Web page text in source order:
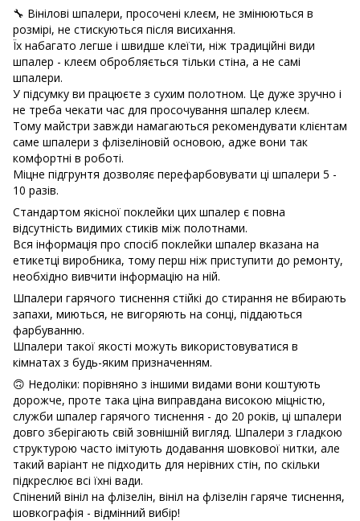
🔧 Вінілові шпалери, просочені клеєм, не змінюються в
розмірі, не стискуються після висихання.
Їх набагато легше і швидше клеїти, ніж традиційні види
шпалер - клеєм обробляється тільки стіна, а не самі
шпалери.
У підсумку ви працюєте з сухим полотном. Це дуже зручно і
не треба чекати час для просочування шпалер клеєм.
Тому майстри завжди намагаються рекомендувати клієнтам
саме шпалери з флізеліновій основою, адже вони так
комфортні в роботі.
Міцне підгрунтя дозволяє перефарбовувати ці шпалери 5 -
10 разів.
Стандартом якісної поклейки цих шпалер є повна
відсутність видимих ​​стиків між полотнами.
Вся інформація про спосіб поклейки шпалер вказана на
етикетці виробника, тому перш ніж приступити до ремонту,
необхідно вивчити інформацію на ній.
Шпалери гарячого тиснення стійкі до стирання не вбирають
запахи, миються, не вигоряють на сонці, піддаються
фарбуванню.
Шпалери такої якості можуть використовуватися в
кімнатах з будь-яким призначенням.
🙃 Недоліки: порівняно з іншими видами вони коштують
дорожче, проте така ціна виправдана високою міцністю,
служби шпалер гарячого тиснення - до 20 років, ці шпалери
довго зберігають свій зовнішній вигляд. Шпалери з гладкою
структурою часто імітують додавання шовкової нитки, але
такий варіант не підходить для нерівних стін, по скільки
підкреслює всі їхні вади.
Спінений вініл на флізелін, вініл на флізелін гаряче тиснення,
шовкографія - відмінний вибір!